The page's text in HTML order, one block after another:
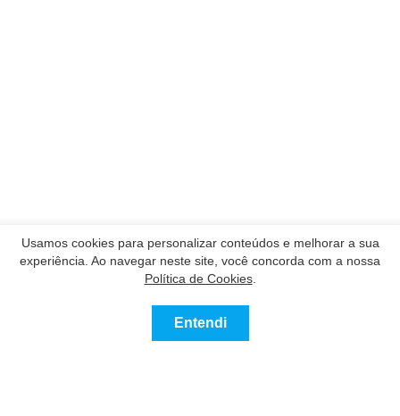
Usamos cookies para personalizar conteúdos e melhorar a sua
experiência. Ao navegar neste site, você concorda com a nossa
Política de Cookies.
Entendi